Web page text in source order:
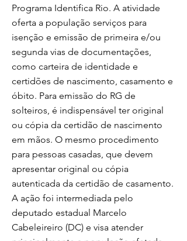
Programa Identifica Rio. A atividade
oferta a população serviços para
isenção e emissão de primeira e/ou
segunda vias de documentações,
como carteira de identidade e
certidões de nascimento, casamento e
óbito. Para emissão do RG de
solteiros, é indispensável ter original
ou cópia da certidão de nascimento
em mãos. O mesmo procedimento
para pessoas casadas, que devem
apresentar original ou cópia
autenticada da certidão de casamento.
A ação foi intermediada pelo
deputado estadual Marcelo
Cabeleireiro (DC) e visa atender